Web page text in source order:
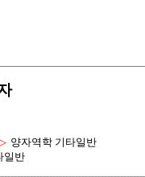
양자역학 기타일반
일반